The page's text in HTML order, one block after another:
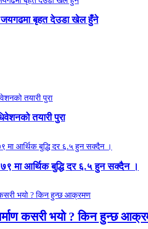
जयगढमा बृहत देउडा खेल हुँने
तयारी पुरा
मा आर्थिक बुद्धि दर ६.५ हुन सक्दैन ।
कसरी भयो ? किन हुन्छ